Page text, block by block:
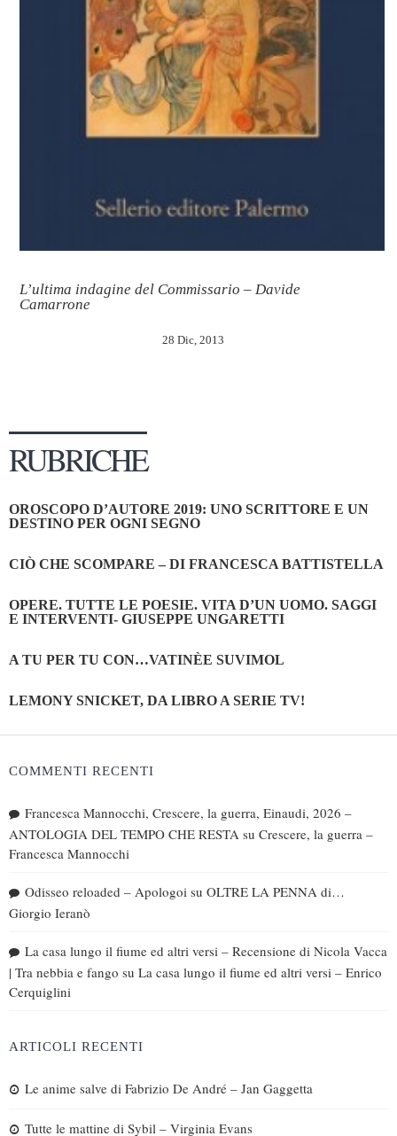
L’ultima indagine del Commissario – Davide
Camarrone
28 Dic, 2013
RUBRICHE
OROSCOPO D’AUTORE 2019: UNO SCRITTORE E UN
DESTINO PER OGNI SEGNO
CIÒ CHE SCOMPARE – DI FRANCESCA BATTISTELLA
OPERE. TUTTE LE POESIE. VITA D’UN UOMO. SAGGI
E INTERVENTI- GIUSEPPE UNGARETTI
A TU PER TU CON…VATINÈE SUVIMOL
LEMONY SNICKET, DA LIBRO A SERIE TV!
COMMENTI RECENTI
Francesca Mannocchi, Crescere, la guerra, Einaudi, 2026 –
ANTOLOGIA DEL TEMPO CHE RESTA su Crescere, la guerra –
Francesca Mannocchi
Odisseo reloaded – Apologoi su OLTRE LA PENNA di…
Giorgio Ieranò
La casa lungo il fiume ed altri versi – Recensione di Nicola Vacca
| Tra nebbia e fango su La casa lungo il fiume ed altri versi – Enrico
Cerquiglini
ARTICOLI RECENTI
Le anime salve di Fabrizio De André – Jan Gaggetta
Tutte le mattine di Sybil – Virginia Evans